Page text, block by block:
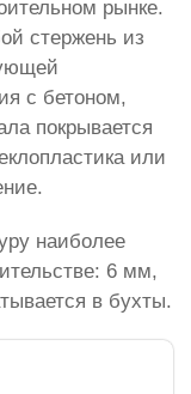
рынке.
стержень из
с бетоном,
покрывается
или
наиболее
6 мм,
в бухты.